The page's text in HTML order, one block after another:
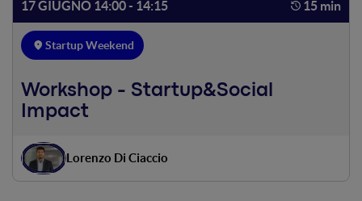
17 GIUGNO 14:00 - 14:15 15 min
Startup Weekend
Workshop - Startup&Social
Impact
Lorenzo Di Ciaccio